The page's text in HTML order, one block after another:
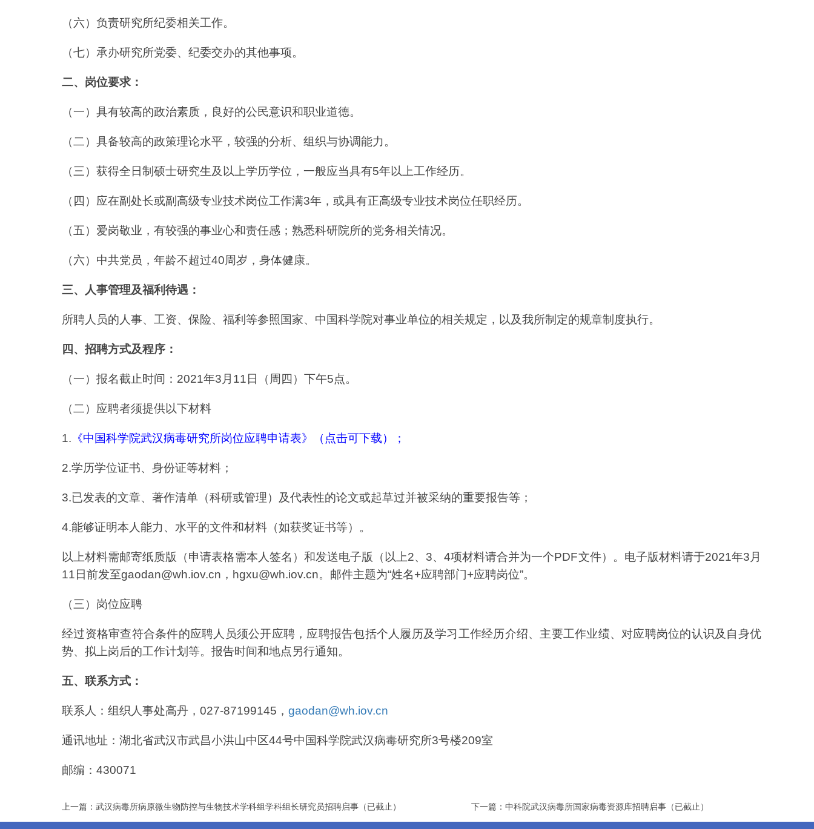
（六）负责研究所纪委相关工作。
（七）承办研究所党委、纪委交办的其他事项。
二、岗位要求：
（一）具有较高的政治素质，良好的公民意识和职业道德。
（二）具备较高的政策理论水平，较强的分析、组织与协调能力。
（三）获得全日制硕士研究生及以上学历学位，一般应当具有5年以上工作经历。
（四）应在副处长或副高级专业技术岗位工作满3年，或具有正高级专业技术岗位任职经历。
（五）爱岗敬业，有较强的事业心和责任感；熟悉科研院所的党务相关情况。
（六）中共党员，年龄不超过40周岁，身体健康。
三、人事管理及福利待遇：
所聘人员的人事、工资、保险、福利等参照国家、中国科学院对事业单位的相关规定，以及我所制定的规章制度执行。
四、招聘方式及程序：
（一）报名截止时间：2021年3月11日（周四）下午5点。
（二）应聘者须提供以下材料
1. 《中国科学院武汉病毒研究所岗位应聘申请表》（点击可下载）；
2.学历学位证书、身份证等材料；
3.已发表的文章、著作清单（科研或管理）及代表性的论文或起草过并被采纳的重要报告等；
4.能够证明本人能力、水平的文件和材料（如获奖证书等）。
以上材料需邮寄纸质版（申请表格需本人签名）和发送电子版（以上2、3、4项材料请合并为一个PDF文件）。电子版材料请于2021年3月
11日前发至gaodan@wh.iov.cn，hgxu@wh.iov.cn。邮件主题为“姓名+应聘部门+应聘岗位”。
（三）岗位应聘
经过资格审查符合条件的应聘人员须公开应聘，应聘报告包括个人履历及学习工作经历介绍、主要工作业绩、对应聘岗位的认识及自身优
势、拟上岗后的工作计划等。报告时间和地点另行通知。
五、联系方式：
联系人：组织人事处高丹， 027-87199145， gaodan@wh.iov.cn
通讯地址：湖北省武汉市武昌小洪山中区44号中国科学院武汉病毒研究所3号楼209室
邮编：430071
上一篇：武汉病毒所病原微生物防控与生物技术学科组学科组长研究员招聘启事（已截止） 下一篇：中科院武汉病毒所国家病毒资源库招聘启事（已截止）